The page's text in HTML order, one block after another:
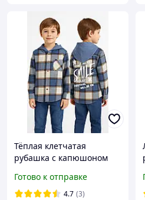
Тёплая клетчатая
рубашка с капюшоном
Готово к отправке
4.7 (3)